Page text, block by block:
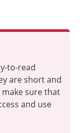
to-read
are short and
sure that
and use